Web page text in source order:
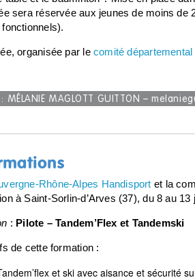
sera réservée aux jeunes de moins de
organisée par le comité
: MÉLANIE MAGLOTT GUITTON –
Rhône-Alpes Handisport et la
à Saint-Sorlin-d’Arves (37), du 8 au 13
: Pilote – Tandem’Flex et Tandemski
de cette formation :
et ski avec aisance et sécurité